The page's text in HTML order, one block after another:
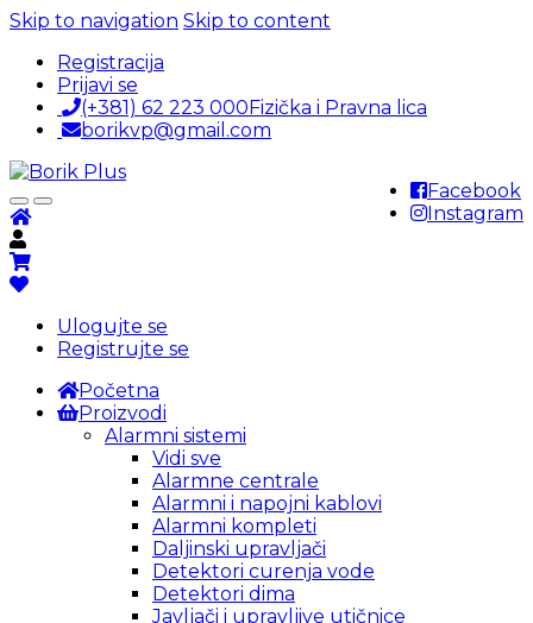
Skip to navigation Skip to content
Registracija
Prijavi se
(+381) 62 223 000Fizička i Pravna lica
borikvp@gmail.com
Facebook
Instagram
Ulogujte se
Registrujte se
Početna
Proizvodi
Alarmni sistemi
Vidi sve
Alarmne centrale
Alarmni i napojni kablovi
Alarmni kompleti
Daljinski upravljači
Detektori curenja vode
Detektori dima
Javljači i upravljive utičnice